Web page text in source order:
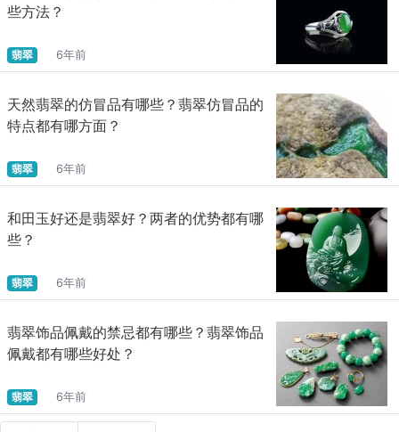
些方法？
翡翠 6年前
天然翡翠的仿冒品有哪些？翡翠仿冒品的
特点都有哪方面？
翡翠 6年前
和田玉好还是翡翠好？两者的优势都有哪
些？
翡翠 6年前
翡翠饰品佩戴的禁忌都有哪些？翡翠饰品
佩戴都有哪些好处？
翡翠 6年前